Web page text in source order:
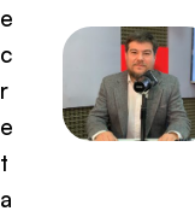
e
c
r
e
t
a